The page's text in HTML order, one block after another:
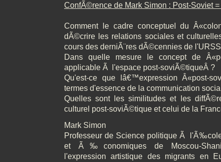
ConfÃ©rence de Mark Simon : Post-Soviet
Comment le cadre conceptuel du
dÃ©crire les relations sociales et
cours des derniÃ¨res dÃ©cennies de
Dans quelle mesure le concept de
applicable Ã l'espace post-soviÃ©tiqueÂ ?
Qu'est-ce que lâ€™expression Â«post-
termes d'essence de la communication
Quelles sont les similitudes et les
culturel post-soviÃ©tique et celui de la
Mark Simon
Professeur de Science politique Ã
et Ã‰conomiques de Moscou-
l'expression artistique des migrants en